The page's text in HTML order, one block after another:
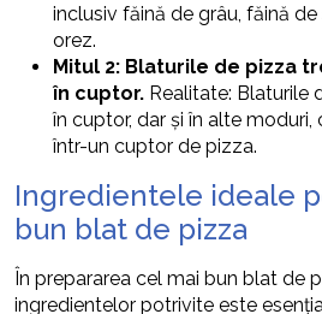
inclusiv făină de grâu, făină
orez.
Mitul 2: Blaturile de pizza
în cuptor. Realitate: Blaturile
în cuptor, dar și în alte moduri,
într-un cuptor de pizza.
Ingredientele ideale
bun blat de pizza
În prepararea cel mai bun blat de
ingredientelor potrivite este